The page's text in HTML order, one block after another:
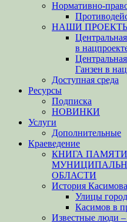
Нормативно-
НАШИ
в
Ганзен в
Доступная среда
Ресурсы
Подписка
НОВИНКИ
Услуги
Дополнительные
Краеведение
КНИГА
ОБЛАСТИ
История Касимова
Улицы
Касимов в
Известные люди